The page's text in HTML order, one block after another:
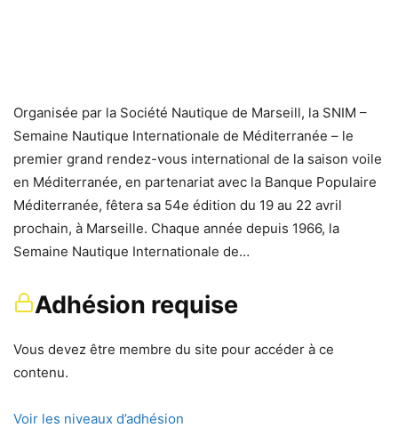
Organisée par la Société Nautique de Marseill, la SNIM –
Semaine Nautique Internationale de Méditerranée – le
premier grand rendez-vous international de la saison voile
en Méditerranée, en partenariat avec la Banque Populaire
Méditerranée, fêtera sa 54e édition du 19 au 22 avril
prochain, à Marseille. Chaque année depuis 1966, la
Semaine Nautique Internationale de…
Adhésion requise
Vous devez être membre du site pour accéder à ce
contenu.
Voir les niveaux d’adhésion